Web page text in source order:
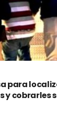
para
cobrarles